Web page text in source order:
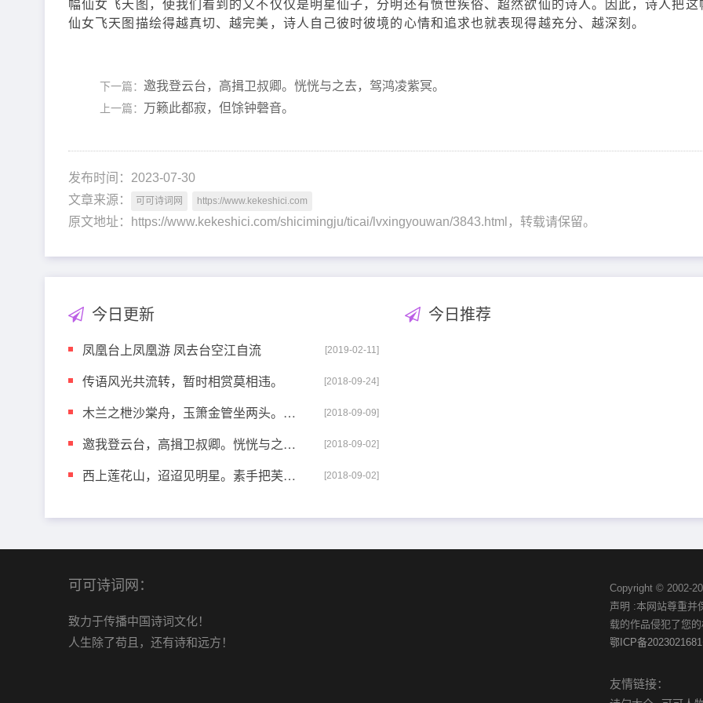
幅仙女飞天图，使我们看到的又不仅仅是明星仙子，分明还有愤世疾俗、超然欲仙的诗人。因此，诗人把这
仙女飞天图描绘得越真切、越完美，诗人自己彼时彼境的心情和追求也就表现得越充分、越深刻。
下一篇： 邀我登云台，高揖卫叔卿。恍恍与之去，驾鸿凌紫冥。
上一篇： 万籁此都寂，但馀钟磬音。
发布时间：2023-07-30
文章来源：
可可诗词网 https://www.kekeshici.com
原文地址：https://www.kekeshici.com/shicimingju/ticai/lvxingyouwan/3843.html，转载请保留。
今日更新
凤凰台上凤凰游 凤去台空江自流 [2019-02-11]
传语风光共流转，暂时相赏莫相违。 [2018-09-24]
木兰之枻沙棠舟，玉箫金管坐两头。美酒樽中置千斛，载 [2018-09-09]
邀我登云台，高揖卫叔卿。恍恍与之去，驾鸿凌紫冥。 [2018-09-02]
西上莲花山，迢迢见明星。素手把芙蓉，虚步蹑太清。霓 [2018-09-02]
今日推荐
可可诗词网：
致力于传播中国诗词文化！
人生除了苟且，还有诗和远方！
Copyright © 2002-
声明 :本网站尊重并
载的作品侵犯了您
鄂ICP备
友情链接：